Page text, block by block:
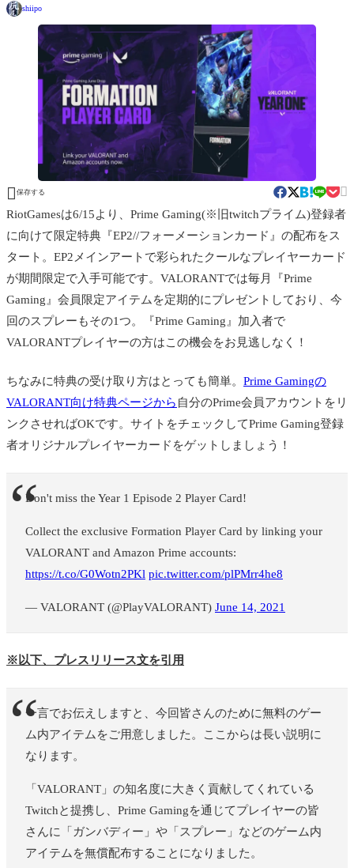
shiipo
 保存する 
RiotGamesは6/15より、Prime Gaming(※旧twitchプライム)登録者
に向けて限定特典『EP2//フォーメーションカード』の配布をス
タート。EP2メインアートで彩られたクールなプレイヤーカード
が期間限定で入手可能です。 VALORANTでは毎月『Prime
Gaming』会員限定アイテムを定期的にプレゼントしており、今
回のスプレーもその1つ。『Prime Gaming』加入者で
VALORANTプレイヤーの方はこの機会をお見逃しなく！
ちなみに特典の受け取り方はとっても簡単。 Prime Gamingの
VALORANT向け特典ページから 自分のPrime会員アカウントをリ
ンクさせればOKです。サイトをチェックしてPrime Gaming登録
者オリジナルプレイヤーカードをゲットしましょう！
Don't miss the Year 1 Episode 2 Player Card!
Collect the exclusive Formation Player Card by linking your
VALORANT and Amazon Prime accounts:
https://t.co/G0Wotn2PKl pic.twitter.com/plPMrr4he8
— VALORANT (@PlayVALORANT) June 14, 2021
※以下、プレスリリース文を引用
一言でお伝えしますと、今回皆さんのために無料のゲー
ム内アイテムをご用意しました。ここからは長い説明に
なります。
「VALORANT」の知名度に大きく貢献してくれている
Twitchと提携し、Prime Gamingを通じてプレイヤーの皆
さんに「ガンバディー」や「スプレー」などのゲーム内
アイテムを無償配布することになりました。